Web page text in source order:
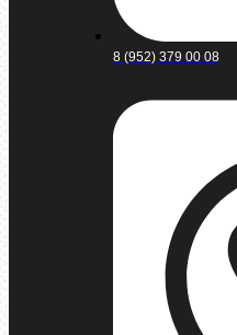
8 (952) 379 00 08